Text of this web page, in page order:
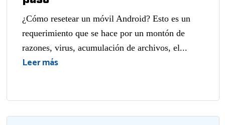
¿Cómo resetear un móvil Android? Esto es un
requerimiento que se hace por un montón de
razones, virus, acumulación de archivos, el...
Leer más